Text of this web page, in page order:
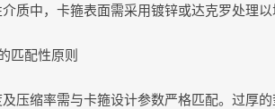
质中，卡箍表面需采用镀锌或达克罗处理以
匹配性原则
压缩率需与卡箍设计参数严格匹配。过厚